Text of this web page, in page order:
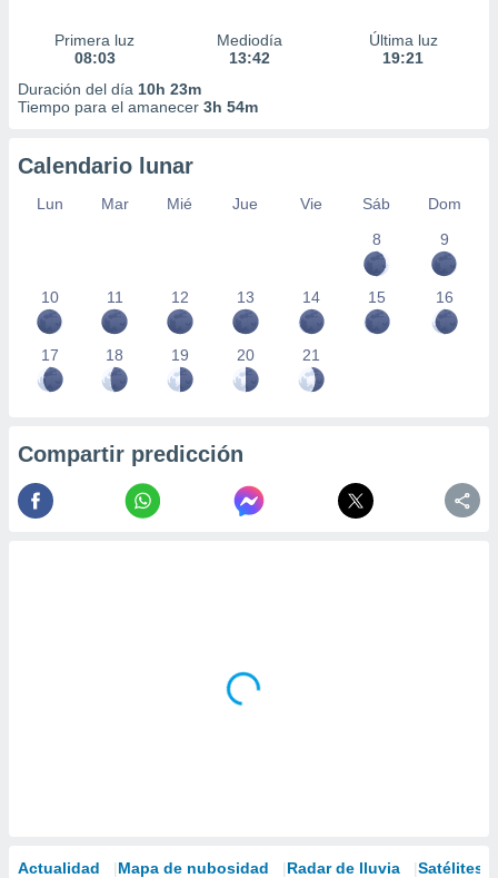
Primera luz
08:03
Mediodía
13:42
Última luz
19:21
Duración del día 10h 23m
Tiempo para el amanecer 3h 54m
Calendario lunar
Lun Mar Mié Jue Vie Sáb
Dom
8
9
10 11 12 13 14 15 16
17 18 19 20 21
Compartir predicción
Actualidad Mapa de nubosidad Radar de lluvia Satélites